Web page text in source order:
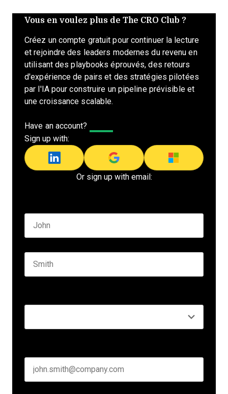
Vous en voulez plus de The CRO Club ?
Créez un compte gratuit pour continuer la lecture
et rejoindre des leaders modernes du revenu en
utilisant des playbooks éprouvés, des retours
d'expérience de pairs et des stratégies pilotées
par l'IA pour construire un pipeline prévisible et
une croissance scalable.
Have an account?
Sign up with:
Or sign up with email: